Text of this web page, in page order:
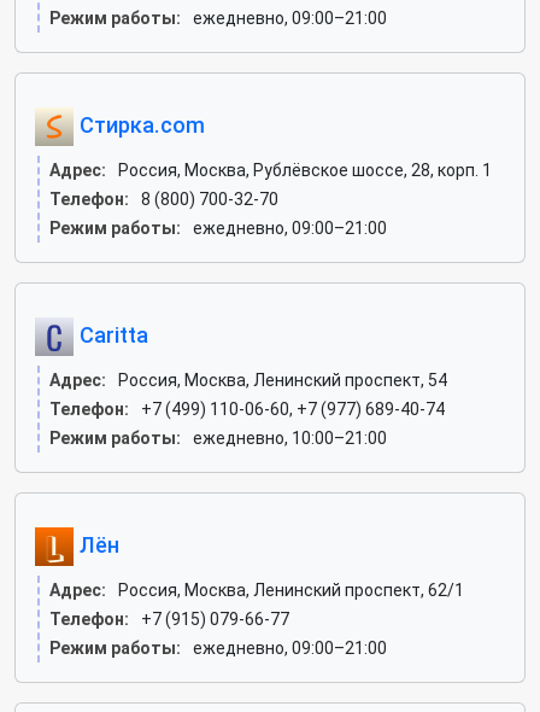
Режим работы:
ежедневно, 09:00–21:00
Стирка.com
Адрес:
Россия, Москва, Рублёвское шоссе, 28, корп. 1
Телефон:
8 (800) 700-32-70
Режим работы:
ежедневно, 09:00–21:00
Caritta
Адрес:
Россия, Москва, Ленинский проспект, 54
Телефон:
+7 (499) 110-06-60, +7 (977) 689-40-74
Режим работы:
ежедневно, 10:00–21:00
Лён
Адрес:
Россия, Москва, Ленинский проспект, 62/1
Телефон:
+7 (915) 079-66-77
Режим работы:
ежедневно, 09:00–21:00